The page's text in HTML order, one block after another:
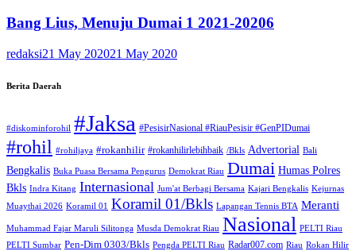
Bang Lius, Menuju Dumai 1 2021-20206
redaksi21 May 202021 May 2020
Berita Daerah
#diskominforohil #Jaksa #PesisirNasional #RiauPesisir #GenPIDumai
#rohil #rohiljaya #rokanhilir #rokanhilirlebihbaik /Bkls Advertorial Bali
Bengkalis Buka Puasa Bersama Pengurus Demokrat Riau Dumai Humas Polres
Bkls Indra Kitang Internasional Jum'at Berbagi Bersama Kajari Bengkalis Kejurnas
Muaythai 2026 Koramil 01 Koramil 01/Bkls Lapangan Tennis BTA Meranti
Muhammad Fajar Maruli Silitonga Musda Demokrat Riau Nasional PELTI Riau
PELTI Sumbar Pen-Dim 0303/Bkls Pengda PELTI Riau Radar007.com Riau Rokan Hilir